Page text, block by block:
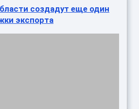
создадут еще один
экспорта